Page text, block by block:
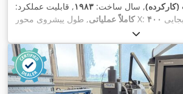
, سال ساخت: ۱۹۸۳, قابلیت عملکرد:
کاملاً عملیاتی, طول پیشروی محور X:
مسافت حرکت محور Z:
۴۰۰ میلی‌متر,